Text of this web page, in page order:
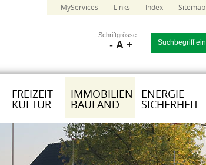
MyServices Links Index Sitemap
-
Schriftgrösse
A +
FREIZEIT
KULTUR
IMMOBILIEN
BAULAND
ENERGIE
SICHERHEIT